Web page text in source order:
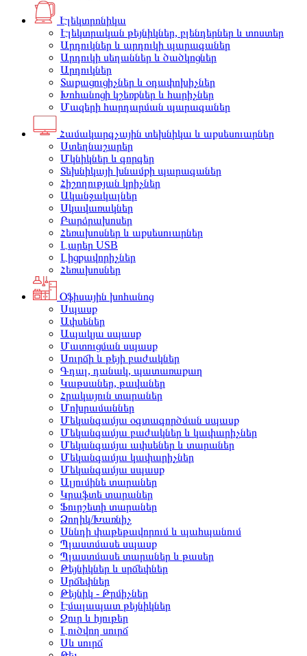
Էլեկտրոնիկա
Էլեկտրական թեյնիկներ, բլենդերներ և տոստեր
Արդուկներ և արդուկի պարագաներ
Արդուկի սեղաններ և ծածկոցներ
Արդուկներ
Տաքացուցիչներ և օդափոխիչներ
Խոհանոցի կշեռքներ և հարիչներ
Մազերի հարդարման պարագաներ
Համակարգչային տեխնիկա և աքսեսուարներ
Ստեղնաշարեր
Մկնիկներ և գորգեր
Տեխնիկայի խնամքի պարագաներ
Հիշողության կրիչներ
Ականջակալներ
Սկավառակներ
Բարձրախոսեր
Հեռախոսներ և աքսեսուարներ
Լարեր USB
Լիցքավորիչներ
Հեռախոսներ
Օֆիսային խոհանոց
Սպասք
Ափսեներ
Ապակյա սպասք
Մատուցման սպասք
Սուրճի և թեյի բաժակներ
Գդալ, դանակ, պատառաքաղ
Կաթսաներ, թավաներ
Հրակայուն տարաներ
Մոխրամաններ
Մեկանգամյա օգտագործման սպասք
Մեկանգամյա բաժակներ և կափարիչներ
Մեկանգամյա ափսեներ և տարաներ
Մեկանգամյա կափարիչներ
Մեկանգամյա սպասք
Ալյումինե տարաներ
Կրաֆտե տարաներ
Ֆուրշետի տարաներ
Ձողիկ/Խառնիչ
Սննդի փաթեթավորում և պահպանում
Պլաստմասե սպասք
Պլաստմասե տարաներ և թասեր
Թեյնիկներ և սրճեփներ
Սրճեփներ
Թեյնիկ - Թրմիչներ
Էմալապատ թեյնիկներ
Ջուր և հյութեր
Լուծվող սուրճ
Սև սուրճ